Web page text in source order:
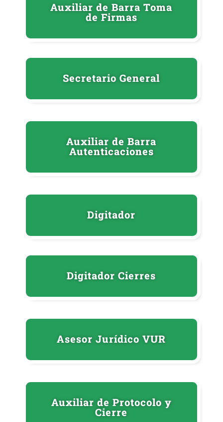
Auxiliar de Barra Toma
de Firmas
Secretario General
Auxiliar de Barra
Autenticaciones
Digitador
Digitador Cierres
Asesor Jurídico VUR
Auxiliar de Protocolo y
Cierre